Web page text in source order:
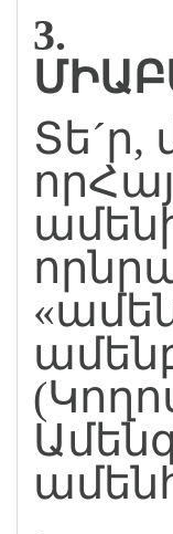
3.